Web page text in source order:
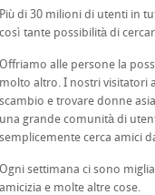
Più di 30 milioni di utenti in
così tante possibilità di
Offriamo alle persone la
molto altro. I nostri visitatori
scambio e trovare donne
una grande comunità di
semplicemente cerca amici
Ogni settimana ci sono
amicizia e molte altre cose.